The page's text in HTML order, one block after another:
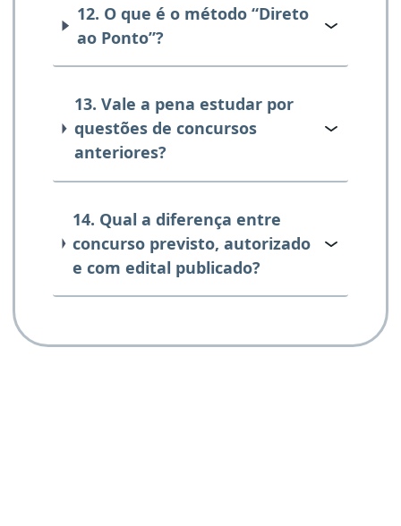
12. O que é o método “Direto
ao Ponto”?
13. Vale a pena estudar por
questões de concursos
anteriores?
14. Qual a diferença entre
concurso previsto, autorizado
e com edital publicado?